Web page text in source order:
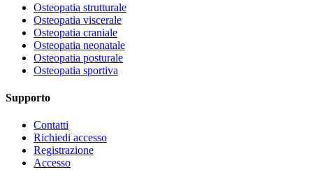
Osteopatia strutturale
Osteopatia viscerale
Osteopatia craniale
Osteopatia neonatale
Osteopatia posturale
Osteopatia sportiva
Supporto
Contatti
Richiedi accesso
Registrazione
Accesso